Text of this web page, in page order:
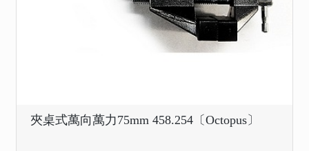
夾桌式萬向萬力75mm 458.254〔Octopus〕